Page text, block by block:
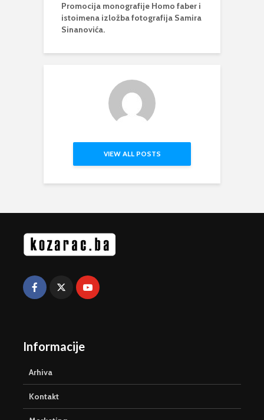
Promocija monografije Homo faber i
istoimena izložba fotografija Samira
Sinanovića.
VIEW ALL POSTS
Informacije
Arhiva
Kontakt